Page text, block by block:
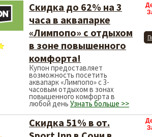
Скидка до 62% на 3
часа в аквапарке
«Лимпопо» с отдыхом
в зоне повышенного
комфорта!
Купон предоставляет
возможность посетить
аквапарк «Лимпопо» с 3-
часовым отдыхом в зонах
повышенного комфорта в
любой день Узнать больше >>
Скидка 51% в от.